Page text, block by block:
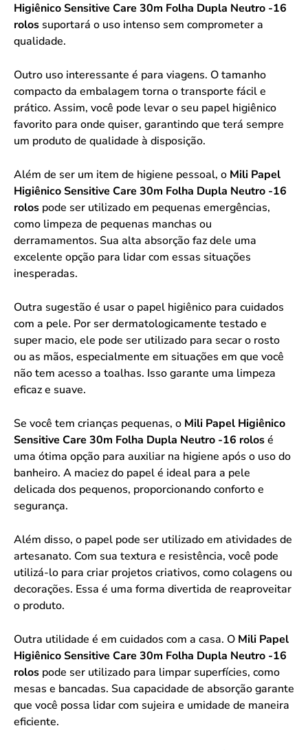
Higiênico Sensitive Care 30m Folha Dupla Neutro -16
rolos suportará o uso intenso sem comprometer a
qualidade.
Outro uso interessante é para viagens. O tamanho
compacto da embalagem torna o transporte fácil e
prático. Assim, você pode levar o seu papel higiênico
favorito para onde quiser, garantindo que terá sempre
um produto de qualidade à disposição.
Além de ser um item de higiene pessoal, o Mili Papel
Higiênico Sensitive Care 30m Folha Dupla Neutro -16
rolos pode ser utilizado em pequenas emergências,
como limpeza de pequenas manchas ou
derramamentos. Sua alta absorção faz dele uma
excelente opção para lidar com essas situações
inesperadas.
Outra sugestão é usar o papel higiênico para cuidados
com a pele. Por ser dermatologicamente testado e
super macio, ele pode ser utilizado para secar o rosto
ou as mãos, especialmente em situações em que você
não tem acesso a toalhas. Isso garante uma limpeza
eficaz e suave.
Se você tem crianças pequenas, o Mili Papel Higiênico
Sensitive Care 30m Folha Dupla Neutro -16 rolosé
uma ótima opção para auxiliar na higiene após o uso do
banheiro. A maciez do papel é ideal para a pele
delicada dos pequenos, proporcionando conforto e
segurança.
Além disso, o papel pode ser utilizado em atividades de
artesanato. Com sua textura e resistência, você pode
utilizá-lo para criar projetos criativos, como colagens ou
decorações. Essa é uma forma divertida de reaproveitar
o produto.
Outra utilidade é em cuidados com a casa. O Mili Papel
Higiênico Sensitive Care 30m Folha Dupla Neutro -16
rolos pode ser utilizado para limpar superfícies, como
mesas e bancadas. Sua capacidade de absorção garante
que você possa lidar com sujeira e umidade de maneira
eficiente.